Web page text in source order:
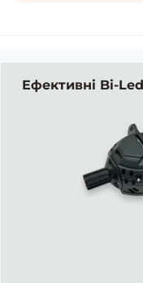
Ефективні Bi-